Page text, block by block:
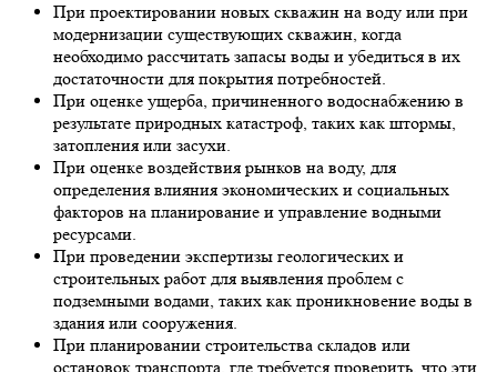
При проектировании новых скважин на воду или при
модернизации существующих скважин, когда
необходимо рассчитать запасы воды и убедиться в их
достаточности для покрытия потребностей.
При оценке ущерба, причиненного водоснабжению в
результате природных катастроф, таких как штормы,
затопления или засухи.
При оценке воздействия рынков на воду, для
определения влияния экономических и социальных
факторов на планирование и управление водными
ресурсами.
При проведении экспертизы геологических и
строительных работ для выявления проблем с
подземными водами, таких как проникновение воды в
здания или сооружения.
При планировании строительства складов или
остановок транспорта, где требуется проверить, что эти